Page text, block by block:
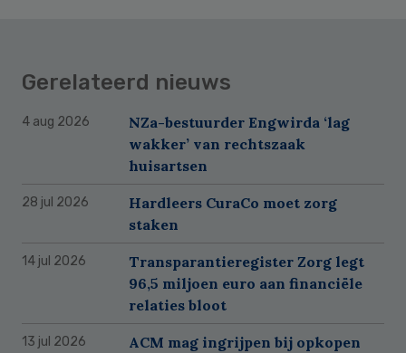
Gerelateerd nieuws
4 aug 2026
NZa-bestuurder Engwirda ‘lag
wakker’ van rechtszaak
huisartsen
28 jul 2026
Hardleers CuraCo moet zorg
staken
14 jul 2026
Transparantieregister Zorg legt
96,5 miljoen euro aan financiële
relaties bloot
13 jul 2026
ACM mag ingrijpen bij opkopen